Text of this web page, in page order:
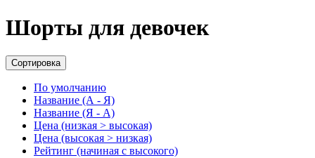
Шорты для девочек
Сортировка
По умолчанию
Название (А - Я)
Название (Я - А)
Цена (низкая > высокая)
Цена (высокая > низкая)
Рейтинг (начиная с высокого)